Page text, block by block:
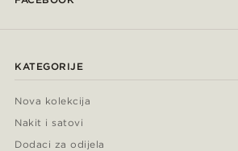
KATEGORIJE
Nova kolekcija
Nakit i satovi
Dodaci za odijela